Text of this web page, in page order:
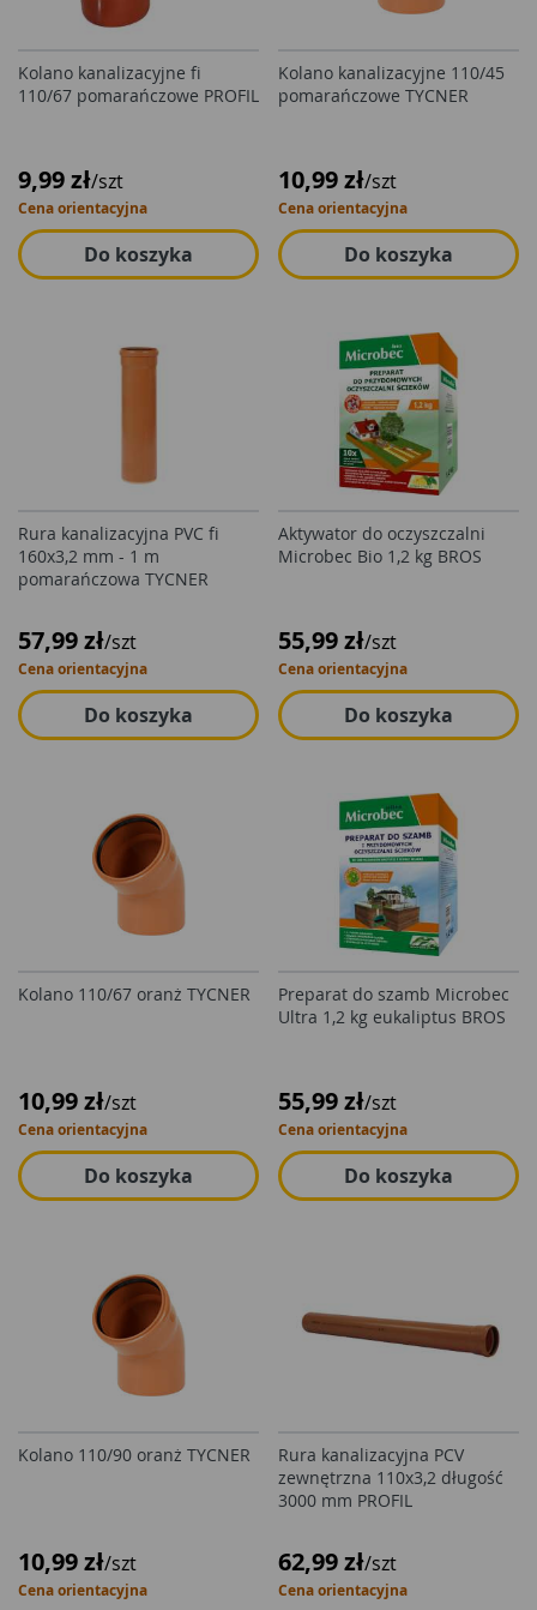
Kolano kanalizacyjne fi
110/67 pomarańczowe PROFIL
9,99 zł/szt
Cena orientacyjna
Do koszyka
Kolano kanalizacyjne 110/45
pomarańczowe TYCNER
10,99 zł/szt
Cena orientacyjna
Do koszyka
Rura kanalizacyjna PVC fi
160x3,2 mm - 1 m
pomarańczowa TYCNER
57,99 zł/szt
Cena orientacyjna
Do koszyka
Aktywator do oczyszczalni
Microbec Bio 1,2 kg BROS
55,99 zł/szt
Cena orientacyjna
Do koszyka
Kolano 110/67 oranż TYCNER
10,99 zł/szt
Cena orientacyjna
Do koszyka
Preparat do szamb Microbec
Ultra 1,2 kg eukaliptus BROS
55,99 zł/szt
Cena orientacyjna
Do koszyka
Kolano 110/90 oranż TYCNER
10,99 zł/szt
Cena orientacyjna
Rura kanalizacyjna PCV
zewnętrzna 110x3,2 długość
3000 mm PROFIL
62,99 zł/szt
Cena orientacyjna